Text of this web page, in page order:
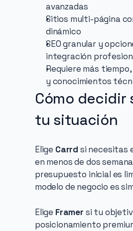
avanzadas
Sitios multi-página
dinámico
SEO granular y
integración
Requiere más
y conocimientos
Cómo decidir
tu situación
Elige Carrd si necesitas
en menos de dos
presupuesto inicial es
modelo de negocio es
Elige Framer si tu
posicionamiento